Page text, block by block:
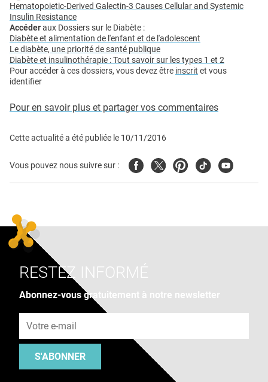
Hematopoietic-Derived Galectin-3 Causes Cellular and Systemic
Insulin Resistance
Accéderaux Dossiers sur le Diabète :
Diabète et alimentation de l'enfant et de l'adolescent
Le diabète, une priorité de santé publique
Diabète et insulinothérapie : Tout savoir sur les types 1 et 2
Pour accéder à ces dossiers, vous devez être inscrit et vous
identifier
Pour en savoir plus et partager vos commentaires
Cette actualité a été publiée le 10/11/2016
Vous pouvez nous suivre sur : FacebookTwitterPinterest
TiktokYoutube
RESTEZ INFORMÉ
Abonnez-vous gratuitement à notre newsletter
S'ABONNER